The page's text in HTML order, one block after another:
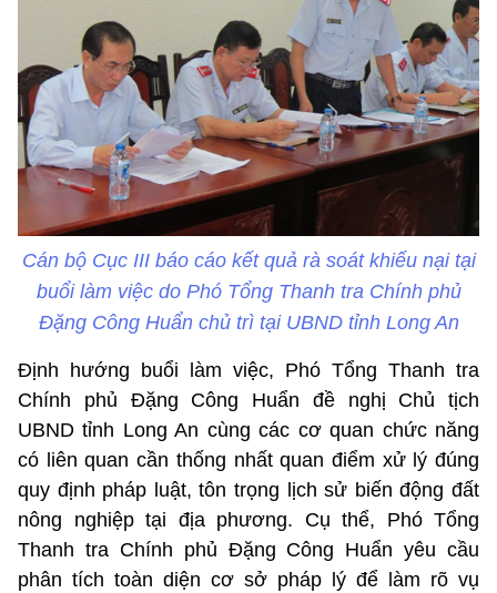
Cán bộ Cục III báo cáo kết quả rà soát khiếu nại tại
buổi làm việc do Phó Tổng Thanh tra Chính phủ
Đặng Công Huẩn chủ trì tại UBND tỉnh Long An
Định hướng buổi làm việc, Phó Tổng Thanh tra
Chính phủ Đặng Công Huẩn đề nghị Chủ tịch
UBND tỉnh Long An cùng các cơ quan chức năng
có liên quan cần thống nhất quan điểm xử lý đúng
quy định pháp luật, tôn trọng lịch sử biến động đất
nông nghiệp tại địa phương. Cụ thể, Phó Tổng
Thanh tra Chính phủ Đặng Công Huẩn yêu cầu
phân tích toàn diện cơ sở pháp lý để làm rõ vụ